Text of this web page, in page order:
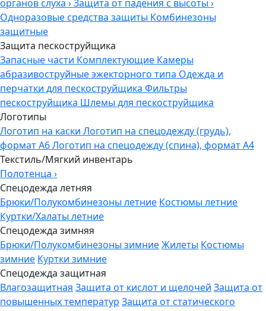
органов слуха ›Защита от падения с высоты ›
Одноразовые средства защиты Комбинезоны
защитные
Защита пескоструйщика
Запасные части Комплектующие Камеры
абразивоструйные эжекторного типа Одежда и
перчатки для пескоструйщика Фильтры
пескоструйщика Шлемы для пескоструйщика
Логотипы
Логотип на каски Логотип на спецодежду (грудь),
формат А6Логотип на спецодежду (спина), формат А4
Текстиль/Мягкий инвентарь
Полотенца ›
Спецодежда летняя
Брюки/Полукомбинезоны летние Костюмы летние
Куртки/Халаты летние
Спецодежда зимняя
Брюки/Полукомбинезоны зимниеЖилеты Костюмы
зимние Куртки зимние
Спецодежда защитная
Влагозащитная Защита от кислот и щелочей Защита от
повышенных температур Защита от статического